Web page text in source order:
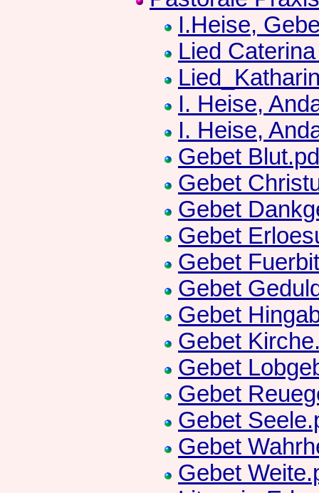
I.Heise,
Lied
I. Heise,
I. Heise,
Gebet
Gebet
Gebet
Gebet
Gebet
Gebet
Gebet
Gebet
Gebet
Gebet
Gebet
Gebet
Gebet